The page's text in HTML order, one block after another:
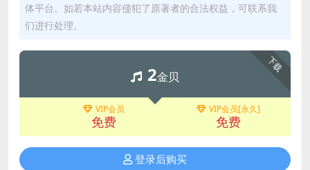
体平台。如若本站内容侵犯了原著者的合法权益，可联系我
们进行处理。
下载
2金贝
VIP会员
免费
VIP会员[永久]
免费
登录后购买